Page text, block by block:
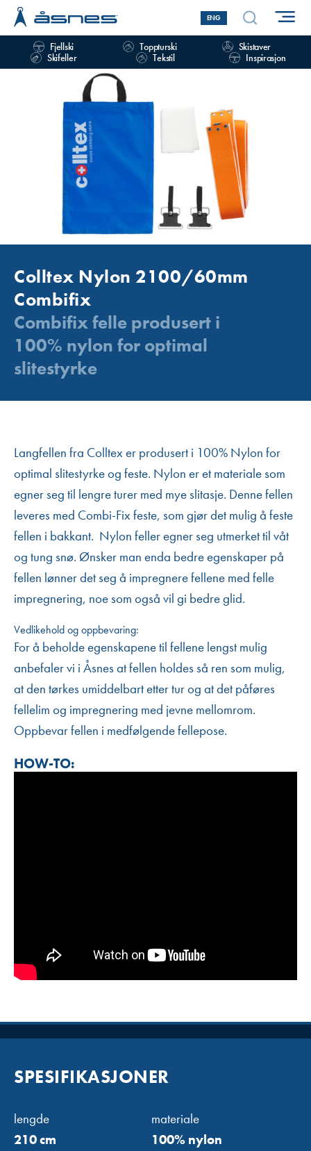
ENG
Fjellski Toppturski
Skistaver
Skifeller
Tekstil Inspirasjon
Colltex Nylon 2100/60mm
Combifix
Combifix felle produsert i
100% nylon for optimal
slitestyrke
Langfellen fra Colltex er produsert i 100% Nylon for
optimal slitestyrke og feste. Nylon er et materiale som
egner seg til lengre turer med mye slitasje. Denne fellen
leveres med Combi-Fix feste, som gjør det mulig å feste
fellen i bakkant. Nylon feller egner seg utmerket til våt
og tung snø. Ønsker man enda bedre egenskaper på
fellen lønner det seg å impregnere fellene med felle
impregnering, noe som også vil gi bedre glid.
Vedlikehold og oppbevaring:
For å beholde egenskapene til fellene lengst mulig
anbefaler vi i Åsnes at fellen holdes så ren som mulig,
at den tørkes umiddelbart etter tur og at det påføres
fellelim og impregnering med jevne mellomrom.
Oppbevar fellen i medfølgende fellepose.
HOW-TO:
SPESIFIKASJONER
lengde
210 cm
materiale
100% nylon